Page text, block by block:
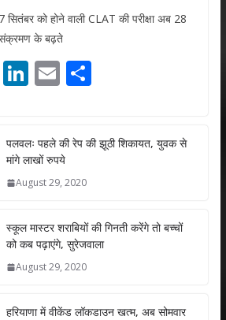
को होने वाली CLAT की परीक्षा अब 28
संक्रमण के बढ़ते
er
Li
e
dI
n
E
l
S
e
पलवलः पहले की रेप की झूठी शिकायत, युवक से
मांगे लाखों रुपये
August 29, 2020
स्कूल मास्टर शराबियों की गिनती करेंगे तो बच्चों
को कब पढ़ाएंगे, सुरेजवाला
August 29, 2020
हरियाणा में वीकेंड लॉकडाउन खत्म, अब सोमवार